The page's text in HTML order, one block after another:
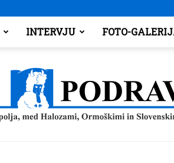
INTERVJU FOTO-